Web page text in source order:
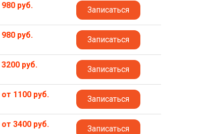
980 руб. Записаться
980 руб. Записаться
3200 руб. Записаться
от 1100 руб. Записаться
от 3400 руб. Записаться